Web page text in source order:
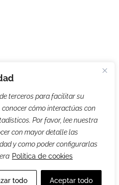
terceros para facilitar su
cómo interactúas con
Por favor, lee nuestra
con mayor detalle las
y como poder configurarlas
Política de cookies
todo Aceptar todo